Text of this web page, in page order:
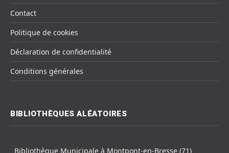
Contact
Politique de cookies
Déclaration de confidentialité
Conditions générales
BIBLIOTHÈQUES ALÉATOIRES
Bibliothèque Municipale à Montpont-en-Bresse (71)